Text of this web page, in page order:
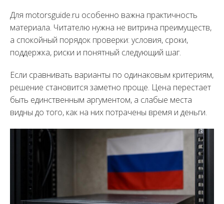
Для motorsguide.ru особенно важна практичность
материала. Читателю нужна не витрина преимуществ,
а спокойный порядок проверки: условия, сроки,
поддержка, риски и понятный следующий шаг.
Если сравнивать варианты по одинаковым критериям,
решение становится заметно проще. Цена перестает
быть единственным аргументом, а слабые места
видны до того, как на них потрачены время и деньги.